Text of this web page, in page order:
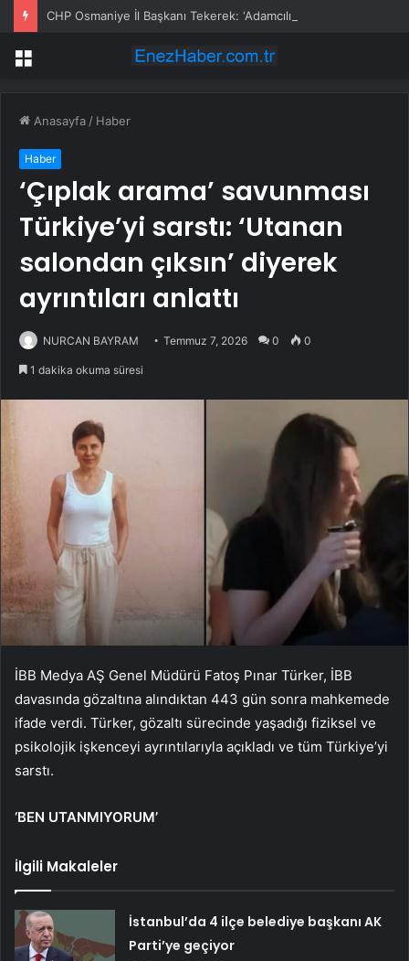
Menü
Anasayfa / Haber
Haber
‘Çıplak arama’ savunması
Türkiye’yi sarstı: ‘Utanan
salondan çıksın’ diyerek
ayrıntıları anlattı
NURCAN BAYRAM Temmuz 7, 2026 0 0
1 dakika okuma süresi
İBB Medya AŞ Genel Müdürü Fatoş Pınar Türker, İBB
davasında gözaltına alındıktan 443 gün sonra mahkemede
ifade verdi. Türker, gözaltı sürecinde yaşadığı fiziksel ve
psikolojik işkenceyi ayrıntılarıyla açıkladı ve tüm Türkiye’yi
sarstı.
‘BEN UTANMIYORUM’
İlgili Makaleler
İstanbul’da 4 ilçe belediye başkanı AK
Parti’ye geçiyor